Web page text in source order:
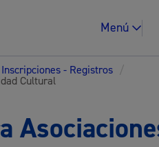
Menú
Inscripciones - Registros /
Cultural